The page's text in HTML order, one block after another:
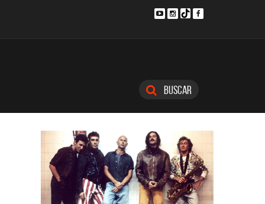
Buscar